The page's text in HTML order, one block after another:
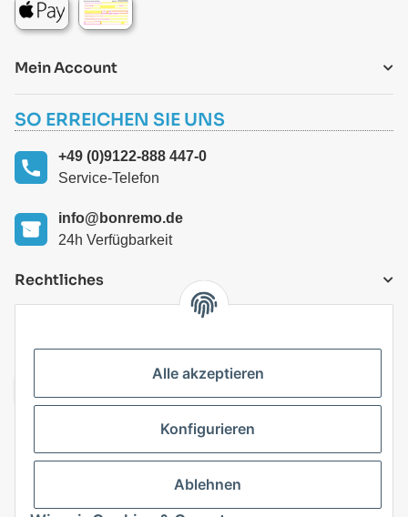
Mein Account
SO ERREICHEN SIE UNS
+49 (0)9122-888 447-0
Service-Telefon
info@bonremo.de
24h Verfügbarkeit
Rechtliches
Vertrag widerrufen
Alle akzeptieren
Konfigurieren
Ablehnen